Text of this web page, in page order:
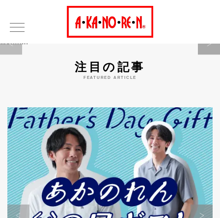
Warning
注目の記事
FEATURED ARTICLE